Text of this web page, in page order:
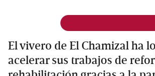
El vivero de El Chamizal ha
acelerar sus trabajos de